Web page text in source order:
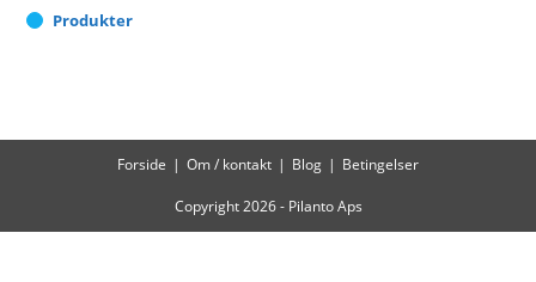
Produkter
Forside Om / kontakt Blog Betingelser
Copyright 2026 - Pilanto Aps